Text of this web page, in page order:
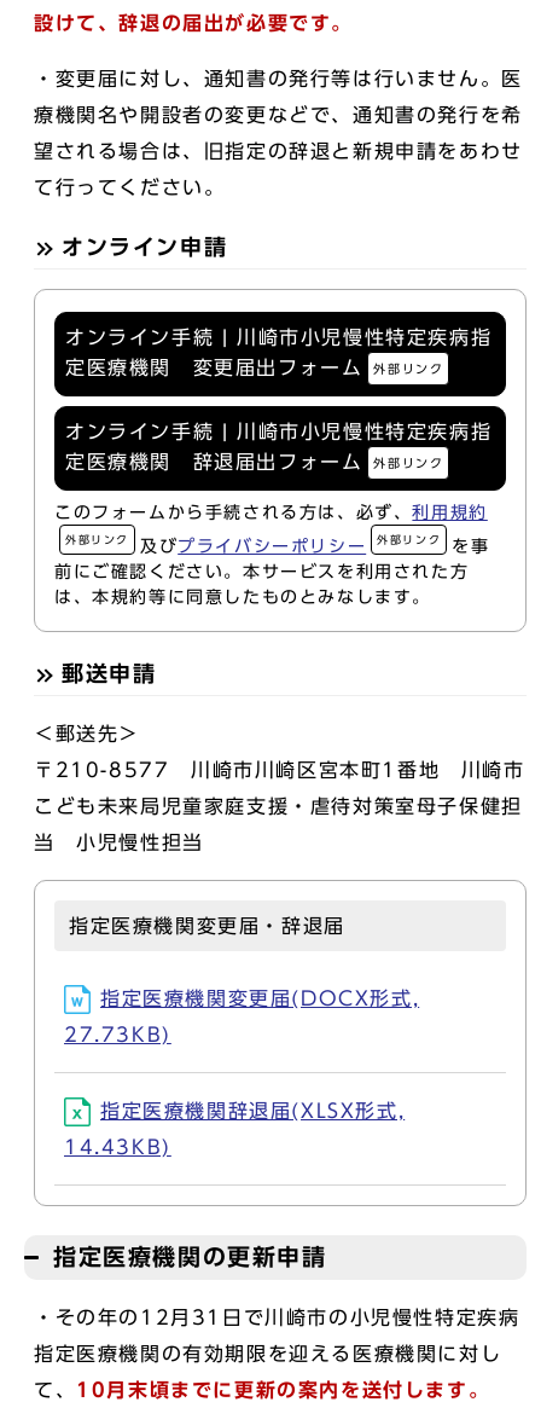
設けて、辞退の届出が必要です。
・変更届に対し、通知書の発行等は行いません。医
療機関名や開設者の変更などで、通知書の発行を希
望される場合は、旧指定の辞退と新規申請をあわせ
て行ってください。
オンライン申請
オンライン手続 | 川崎市小児慢性特定疾病指
定医療機関 変更届出フォーム
外部リンク
オンライン手続 | 川崎市小児慢性特定疾病指
定医療機関 辞退届出フォーム
外部リンク
このフォームから手続される方は、必ず、利用規約
外部リンク 及びプライバシーポリシー 外部リンク
を事
前にご確認ください。本サービスを利用された方
は、本規約等に同意したものとみなします。
郵送申請
＜郵送先＞
〒210-8577 川崎市川崎区宮本町1番地 川崎市
こども未来局児童家庭支援・虐待対策室母子保健担
当 小児慢性担当
指定医療機関変更届・辞退届
指定医療機関変更届(DOCX形式,
27.73KB)
指定医療機関辞退届(XLSX形式,
14.43KB)
指定医療機関の更新申請
・その年の12月31日で川崎市の小児慢性特定疾病
指定医療機関の有効期限を迎える医療機関に対し
て、
10月末頃までに更新の案内を送付します。